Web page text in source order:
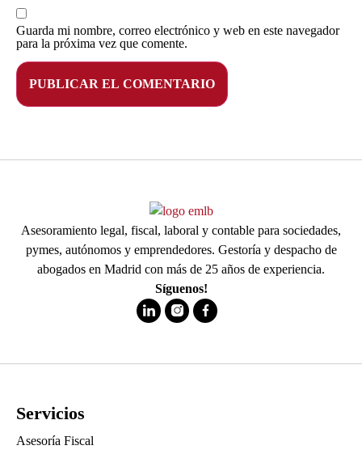
Guarda mi nombre, correo electrónico y web en este navegador
para la próxima vez que comente.
Asesoramiento legal, fiscal, laboral y contable para sociedades,
pymes, autónomos y emprendedores. Gestoría y despacho de
abogados en Madrid con más de 25 años de experiencia.
Síguenos!
Servicios
Asesoría Fiscal